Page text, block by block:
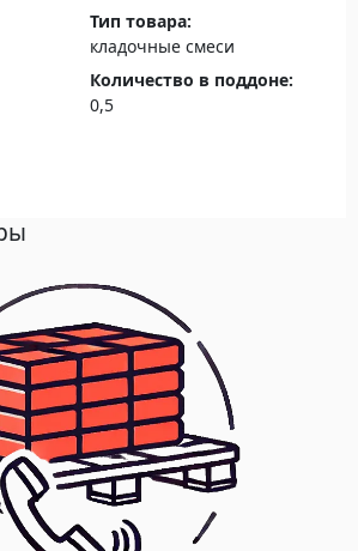
Тип товара:
кладочные смеси
Количество в поддоне:
0,5